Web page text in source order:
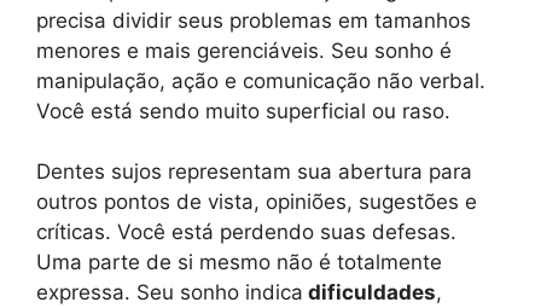
precisa dividir seus problemas em tamanhos
menores e mais gerenciáveis. Seu sonho é
manipulação, ação e comunicação não verbal.
Você está sendo muito superficial ou raso.
Dentes sujos representam sua abertura para
outros pontos de vista, opiniões, sugestões e
críticas. Você está perdendo suas defesas.
Uma parte de si mesmo não é totalmente
expressa. Seu sonho indica dificuldades,